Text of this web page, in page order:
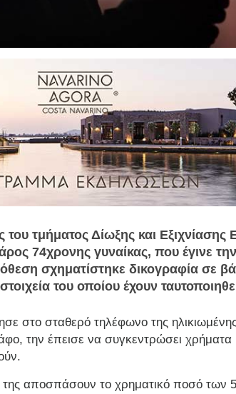
του τμήματος Δίωξης και
74χρονης γυναίκας, που έγινε
σχηματίστηκε δικογραφία σε
του οποίου έχουν
στο σταθερό τηλέφωνο της
την έπεισε να συγκεντρώσει χρήματα
αποσπάσουν το χρηματικό ποσό των